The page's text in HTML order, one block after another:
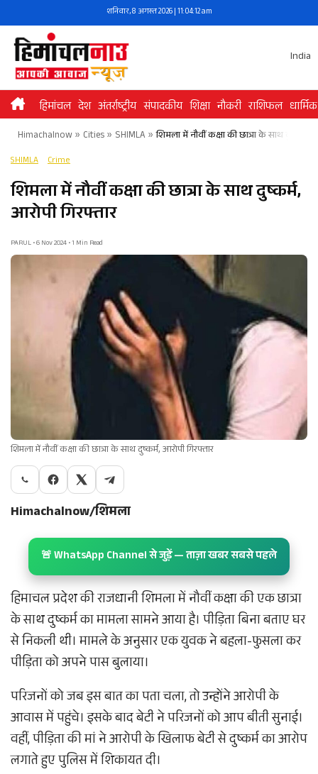
to
content
शनिवार, 8 अगस्त 2026 | 11:04:12 am
India
हिमांचल देश अंतर्राष्ट्रीय संपादकीय शिक्षा नौकरी राशिफल धार्मिक
Himachalnow» Cities» SHIMLA » शिमला में नौवीं कक्षा की छात्रा के साथ दुष्कर्म,
SHIMLA Crime
शिमला में नौवीं कक्षा की छात्रा के साथ दुष्कर्म,
आरोपी गिरफ्तार
PARUL • 6 Nov 2024 • 1 Min Read
शिमला में नौवीं कक्षा की छात्रा के साथ दुष्कर्म, आरोपी गिरफ्तार
Himachalnow/शिमला
🚨 WhatsApp Channel से जुड़ें — ताज़ा खबर सबसे पहले
हिमाचल प्रदेश की राजधानी शिमला में नौवीं कक्षा की एक छात्रा
के साथ दुष्कर्म का मामला सामने आया है। पीड़िता बिना बताए घर
से निकली थी। मामले के अनुसार एक युवक ने बहला-फुसला कर
पीड़िता को अपने पास बुलाया।
परिजनों को जब इस बात का पता चला, तो उन्होंने आरोपी के
आवास में पहुंचे। इसके बाद बेटी ने परिजनों को आप बीती सुनाई।
वहीं, पीड़िता की मां ने आरोपी के खिलाफ बेटी से दुष्कर्म का आरोप
लगाते हुए पुलिस में शिकायत दी।